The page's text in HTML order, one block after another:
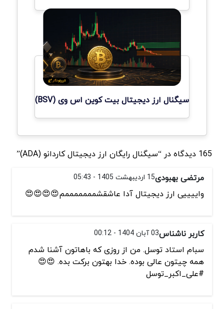
سیگنال ارز دیجیتال بیت کوین اس وی (BSV)
165 دیدگاه در “سیگنال رایگان ارز دیجیتال کاردانو (ADA)”
مرتضی بهبودی15 اردیبهشت 1405 - 05:43
واییییی ارز دیجیتال آدا عاشقشمممممممم😍😍😍😍
کاربر ناشناس03 آبان 1404 - 00:12
سبام استاد توسل. من از روزی که باهاتون آشنا شدم
همه چیتون عالی بوده. خدا بهتون برکت بده. 😍😍
#علی_اکبر_توسل